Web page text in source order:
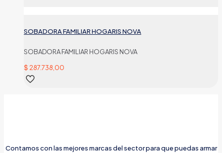
SOBADORA FAMILIAR HOGARIS NOVA
SOBADORA FAMILIAR HOGARIS NOVA
$ 287.738,00
Contamos con las mejores marcas del sector para que puedas armar